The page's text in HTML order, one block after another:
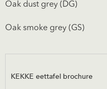
Oak dust grey (DG)
Oak smoke grey (GS)
KEKKE eettafel brochure